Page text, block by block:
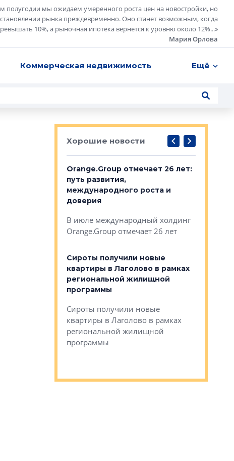
полугодии мы ожидаем умеренного роста цен на новостройки, но
рынка преждевременно. Оно станет возможным, когда
10%, а рыночная ипотека вернется к уровню около 12%...»
Мария Орлова
Коммерческая недвижимость Ещё
Хорошие новости
районе
образования
Orange.Group отмечает 26 лет:
путь развития,
международного роста и
доверия
В июле международный холдинг
Orange.Group отмечает 26 лет
Сироты получили новые
квартиры в Лаголово в рамках
региональной жилищной
программы
Сироты получили новые
квартиры в Лаголово в рамках
региональной жилищной
программы